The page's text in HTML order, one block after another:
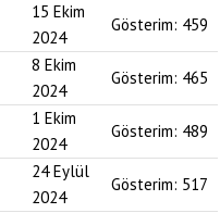
15 Ekim
2024
Gösterim: 459
8 Ekim
2024
Gösterim: 465
1 Ekim
2024
Gösterim: 489
24 Eylül
2024
Gösterim: 517